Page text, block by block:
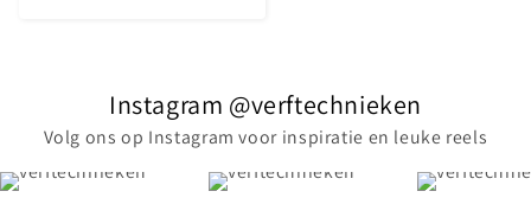
Instagram @verftechnieken
Volg ons op Instagram voor inspiratie en leuke reels